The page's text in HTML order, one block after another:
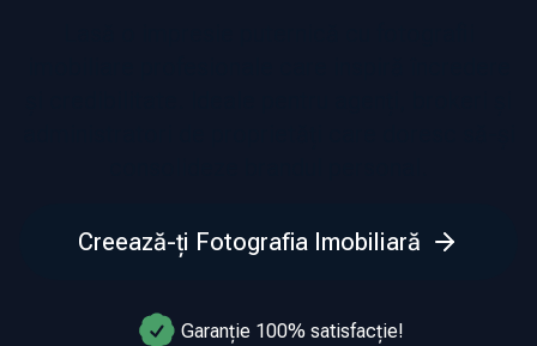
Creează-ți Fotografia Imobiliară
Garanție 100% satisfacție!